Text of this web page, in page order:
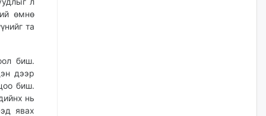
өмнө
та
биш.
дээр
биш.
нь
явах